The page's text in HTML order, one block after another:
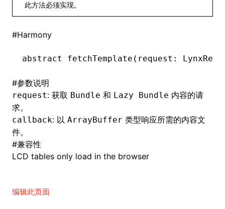
此方法必须实现。
#Harmony
abstract fetchTemplate (request:
#参数说明
request: 获取 Bundle 和 Lazy Bundle 内容的请
求。
callback: 以 ArrayBuffer 类型响应所需的内容文
件。
#兼容性
LCD tables only load in the browser
编辑此页面